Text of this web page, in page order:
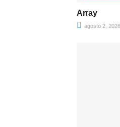
Array
agosto 2, 2026